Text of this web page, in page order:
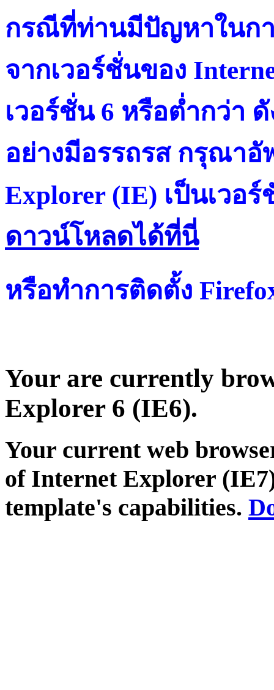
กรณีที่ท่านมีปัญหาในกา
จากเวอร์ชั่นของ
เวอร์ชั่น 6 หรือต่ำกว่า
อย่างมีอรรถรส กรุณาอั
Explorer (IE) เป็นเวอ
ดาวน์โหลดได้ที่น
หรือทำการติดตั้ง
Your are currently
Explorer 6 (IE6).
Your current web
of Internet Explorer
template's capabilities.